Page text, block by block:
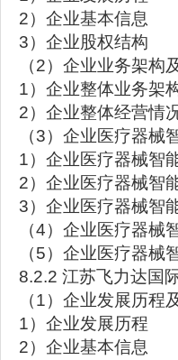
2）企业基本信息
3）企业股权结构
（2）企业业务架构
1）企业整体业务架
2）企业整体经营情
（3）企业医疗器械
1）企业医疗器械智
2）企业医疗器械智
3）企业医疗器械智
（4）企业医疗器械
（5）企业医疗器械
8.2.2 江苏飞力达国
（1）企业发展历程
1）企业发展历程
2）企业基本信息